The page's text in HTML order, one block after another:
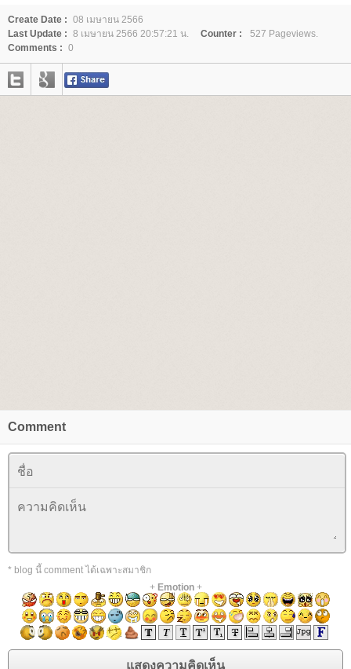
Create Date : 08 เมษายน 2566
Last Update : 8 เมษายน 2566 20:57:21 น. Counter :
527 Pageviews.
Comments : 0
Comment
* blog นี้ comment ได้เฉพาะสมาชิก
+ Emotion+